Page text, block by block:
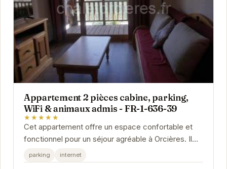
Appartement 2 pièces cabine, parking,
WiFi & animaux admis - FR-1-636-39
★★★★★
Cet appartement offre un espace confortable et
fonctionnel pour un séjour agréable à Orcières. Il
comprend un parking pour votre véhicule, une...
parking internet